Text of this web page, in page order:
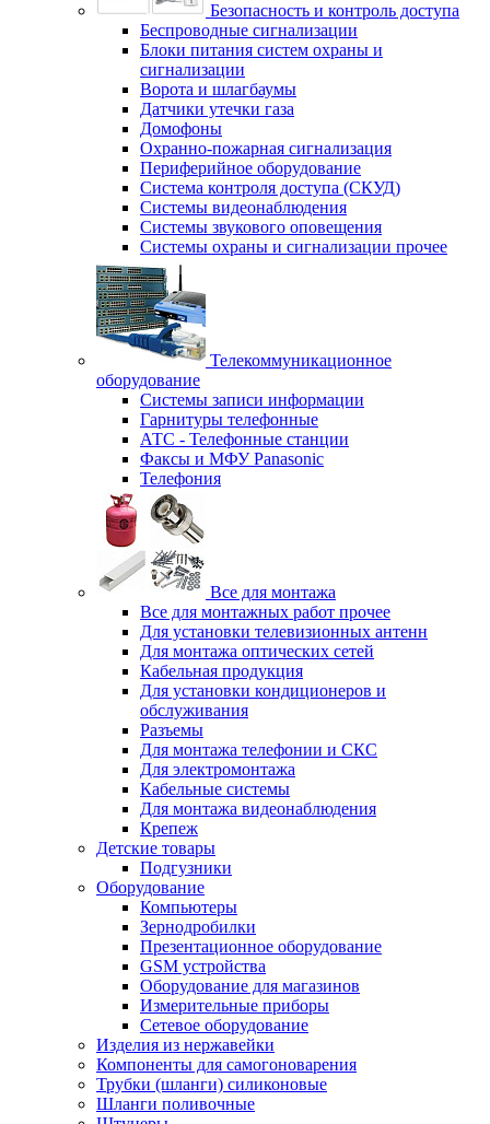
Безопасность и контроль доступа
Беспроводные сигнализации
Блоки питания систем охраны и
сигнализации
Ворота и шлагбаумы
Датчики утечки газа
Домофоны
Охранно-пожарная сигнализация
Периферийное оборудование
Система контроля доступа (СКУД)
Системы видеонаблюдения
Системы звукового оповещения
Системы охраны и сигнализации прочее
Телекоммуникационное
оборудование
Системы записи информации
Гарнитуры телефонные
АТС - Телефонные станции
Факсы и МФУ Panasonic
Телефония
Все для монтажа
Все для монтажных работ прочее
Для установки телевизионных антенн
Для монтажа оптических сетей
Кабельная продукция
Для установки кондиционеров и
обслуживания
Разъемы
Для монтажа телефонии и СКС
Для электромонтажа
Кабельные системы
Для монтажа видеонаблюдения
Крепеж
Детские товары
Подгузники
Оборудование
Компьютеры
Зернодробилки
Презентационное оборудование
GSM устройства
Оборудование для магазинов
Измерительные приборы
Сетевое оборудование
Изделия из нержавейки
Компоненты для самогоноварения
Трубки (шланги) силиконовые
Шланги поливочные